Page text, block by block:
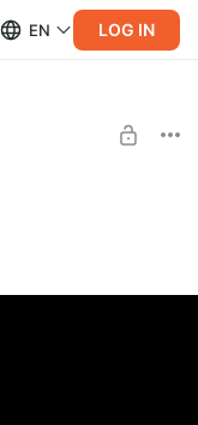
EN LOG IN